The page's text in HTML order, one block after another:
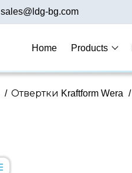
sales@ldg-bg.com
Home Products
/ /
Отвертки Kraftform Wera